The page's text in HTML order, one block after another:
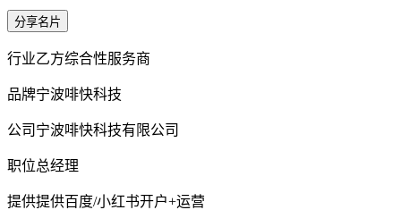
分享名片
行业乙方综合性服务商
品牌宁波啡快科技
公司 宁波啡快科技有限公司
职位总经理
提供提供百度/小红书开户+运营